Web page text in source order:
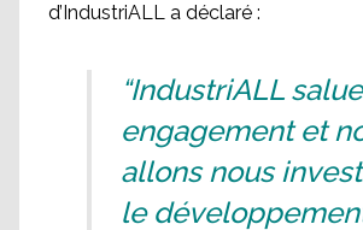
d’IndustriALL a déclaré :
“IndustriALL
engagement et
allons nous
le